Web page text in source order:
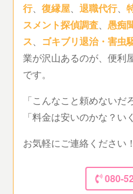
行、復縁屋、退職代行、
スメント探偵調査、愚痴
ス、 ゴキブリ退治・害虫
業が沢山あるのが、便利
です。
「こんなこと頼めないだ
「料金は安いのかな？い
お気軽にご連絡ください！
080-